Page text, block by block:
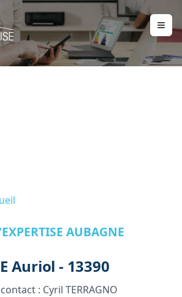
AUBAGNE
Auriol - 13390
: Cyril TERRAGNO